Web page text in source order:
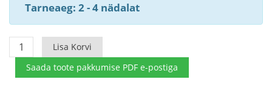
Tarneaeg: 2 - 4 nädalat
Kaheksanurkne
aiamaja
Albatros
Lisa Korvi
Saada toote pakkumise PDF e-postiga